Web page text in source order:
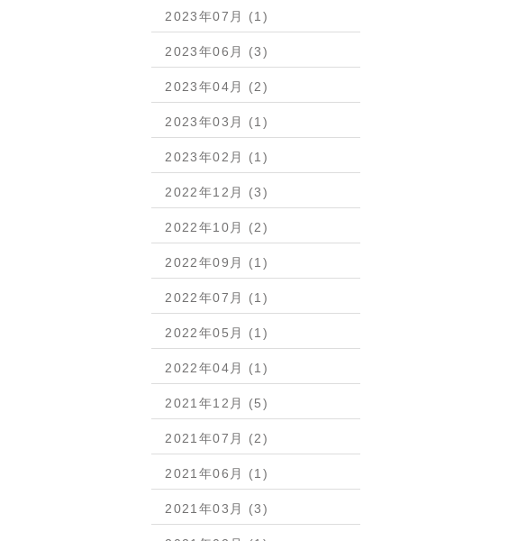
2023年07月 (1)
2023年06月 (3)
2023年04月 (2)
2023年03月 (1)
2023年02月 (1)
2022年12月 (3)
2022年10月 (2)
2022年09月 (1)
2022年07月 (1)
2022年05月 (1)
2022年04月 (1)
2021年12月 (5)
2021年07月 (2)
2021年06月 (1)
2021年03月 (3)